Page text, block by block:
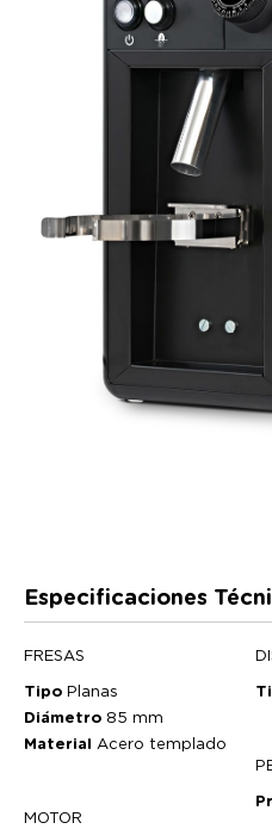
Especificaciones
FRESAS
Tipo Planas
Diámetro 85 mm
Material Acero templado
MOTOR